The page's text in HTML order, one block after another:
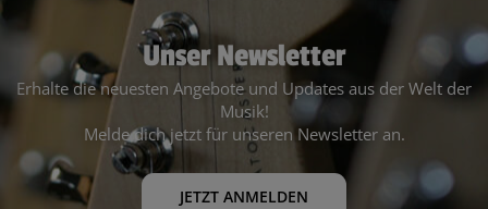
Unser Newsletter
Erhalte die neuesten Angebote und Updates aus der Welt der
Musik!
Melde dich jetzt für unseren Newsletter an.
JETZT ANMELDEN